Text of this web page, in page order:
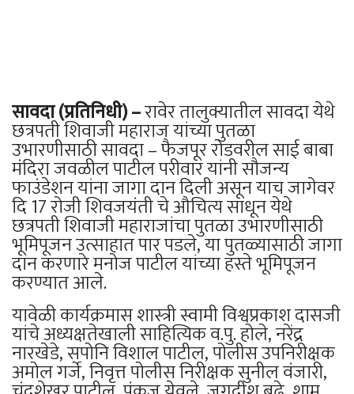
सावदा (प्रतिनिधी) –रावेर तालुक्यातील सावदा येथे
छत्रपती शिवाजी महाराज यांच्या पुतळा
उभारणीसाठी सावदा – फैजपूर रोडवरील साई बाबा
मंदिरा जवळील पाटील परीवार यांनी सौजन्य
फाउंडेशन यांना जागा दान दिली असून याच जागेवर
दि 17 रोजी शिवजयंती चे औचित्य साधून येथे
छत्रपती शिवाजी महाराजांचा पुतळा उभारणीसाठी
भूमिपूजन उत्साहात पार पडले, या पुतळ्यासाठी जागा
दान करणारे मनोज पाटील यांच्या हस्ते भूमिपूजन
करण्यात आले.
यावेळी कार्यक्रमास शास्त्री स्वामी विश्वप्रकाश दासजी
यांचे अध्यक्षतेखाली साहित्यिक व.पु. होले, नरेंद्र
नारखेडे, सपोनि विशाल पाटील, पोलीस उपनिरीक्षक
अमोल गर्जे, निवृत्त पोलीस निरीक्षक सुनील वंजारी,